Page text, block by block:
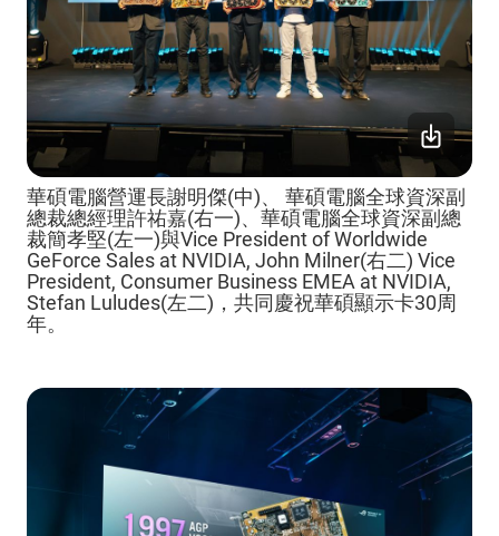
華碩電腦營運長謝明傑(中)、 華碩電腦全球資深副
總裁總經理許祐嘉(右一)、華碩電腦全球資深副總
裁簡孝堅(左一)與Vice President of Worldwide
GeForce Sales at NVIDIA, John Milner(右二) Vice
President, Consumer Business EMEA at NVIDIA,
Stefan Luludes(左二)，共同慶祝華碩顯示卡30周
年。